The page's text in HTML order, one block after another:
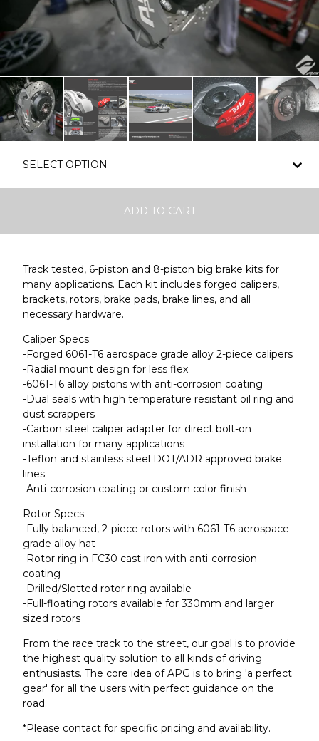
ADD TO CART
Track tested, 6-piston and 8-piston big brake kits for
many applications. Each kit includes forged calipers,
brackets, rotors, brake pads, brake lines, and all
necessary hardware.
Caliper Specs:
-Forged 6061-T6 aerospace grade alloy 2-piece calipers
-Radial mount design for less flex
-6061-T6 alloy pistons with anti-corrosion coating
-Dual seals with high temperature resistant oil ring and
dust scrappers
-Carbon steel caliper adapter for direct bolt-on
installation for many applications
-Teflon and stainless steel DOT/ADR approved brake
lines
-Anti-corrosion coating or custom color finish
Rotor Specs:
-Fully balanced, 2-piece rotors with 6061-T6 aerospace
grade alloy hat
-Rotor ring in FC30 cast iron with anti-corrosion
coating
-Drilled/Slotted rotor ring available
-Full-floating rotors available for 330mm and larger
sized rotors
From the race track to the street, our goal is to provide
the highest quality solution to all kinds of driving
enthusiasts. The core idea of APG is to bring 'a perfect
gear' for all the users with perfect guidance on the
road.
*Please contact for specific pricing and availability.